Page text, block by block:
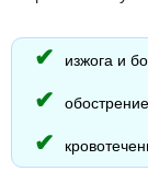
изжога и